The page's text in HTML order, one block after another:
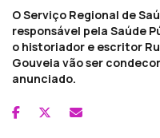
O Serviço Regional de
responsável pela Saúde
o historiador e escritor
Gouveia vão ser
anunciado.